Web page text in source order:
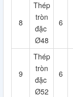
8
Thép
tròn
đặc
Ø48
6
9
Thép
tròn
đặc
Ø52
6